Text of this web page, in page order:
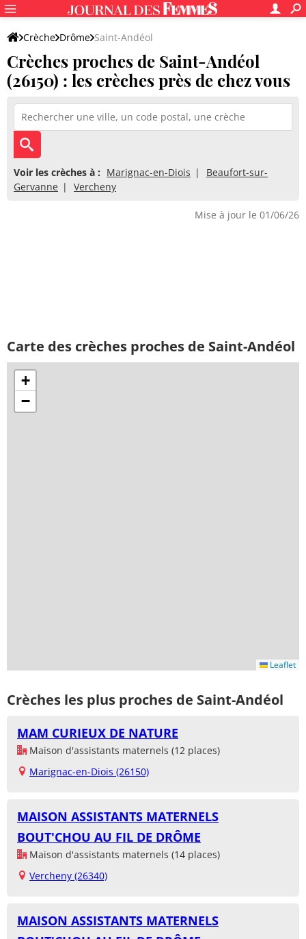
Crèche Drôme Saint-Andéol
Crèches proches de Saint-Andéol
(26150) : les crèches près de chez vous
Voir les crèches à : Marignac-en-Diois
Beaufort-sur-
Gervanne
Vercheny
Mise à jour le 01/06/26
Carte des crèches proches de Saint-Andéol
+
−
Leaflet
Crèches les plus proches de Saint-Andéol
MAM CURIEUX DE NATURE
Maison d'assistants maternels (12 places)
Marignac-en-Diois (26150)
MAISON ASSISTANTS MATERNELS
BOUT'CHOU AU FIL DE DRÔME
Maison d'assistants maternels (14 places)
Vercheny (26340)
MAISON ASSISTANTS MATERNELS